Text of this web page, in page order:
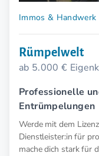
Immos & Handwerk
Rümpelwelt
ab 5.000 €
Professionelle
Entrümpelungen
Werde mit dem
Dienstleister:in für
mache dich stark für